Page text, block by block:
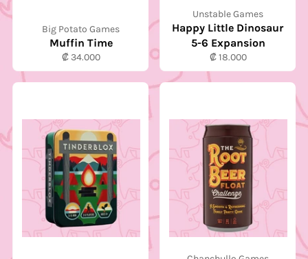
Big Potato Games
Muffin Time
Precio
habitual
₡ 34.000
Unstable Games
Happy Little Dinosaur
5-6 Expansion
Precio
habitual
₡ 18.000